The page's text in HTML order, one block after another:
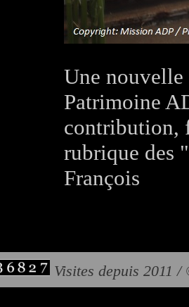
Une nouvelle
Patrimoine
contribution,
rubrique des
François
Visites depuis 2011